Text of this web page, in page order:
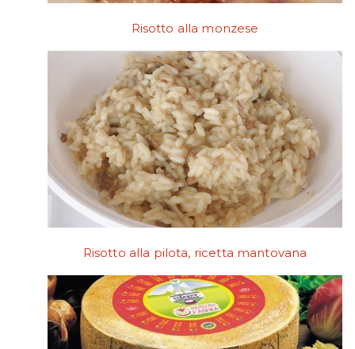
Risotto alla monzese
Risotto alla pilota, ricetta mantovana